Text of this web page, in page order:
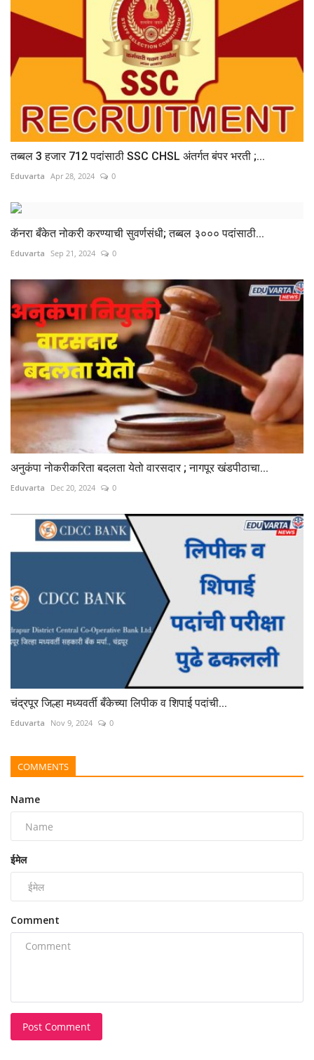
तब्बल 3 हजार 712 पदांसाठी SSC CHSL अंतर्गत बंपर भरती ;...
Eduvarta Apr 28, 2024 0
कॅनरा बँकेत नोकरी करण्याची सुवर्णसंधी; तब्बल ३००० पदांसाठी...
Eduvarta Sep 21, 2024 0
अनुकंपा नोकरीकरिता बदलता येतो वारसदार ; नागपूर खंडपीठाचा...
Eduvarta Dec 20, 2024 0
चंद्रपूर जिल्हा मध्यवर्ती बँकेच्या लिपीक व शिपाई पदांची...
Eduvarta Nov 9, 2024 0
COMMENTS
Name
ईमेल
Comment
Post Comment